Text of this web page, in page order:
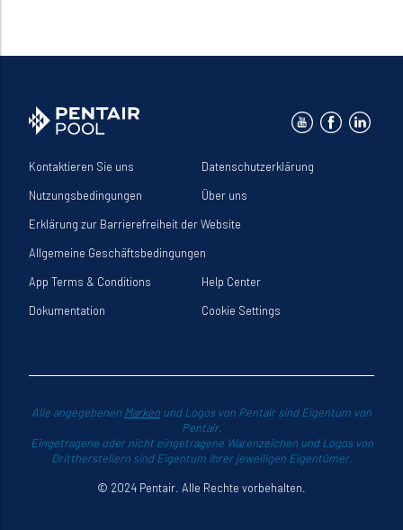
Kontaktieren Sie uns
Datenschutzerklärung
Nutzungsbedingungen
Über uns
Erklärung zur Barrierefreiheit der Website
Allgemeine Geschäftsbedingungen
App Terms & Conditions
Help Center
Dokumentation
Cookie Settings
Alle angegebenen Marken und Logos von Pentair sind Eigentum von
Pentair.
Eingetragene oder nicht eingetragene Warenzeichen und Logos von
Drittherstellern sind Eigentum ihrer jeweiligen Eigentümer.
© 2024 Pentair. Alle Rechte vorbehalten.